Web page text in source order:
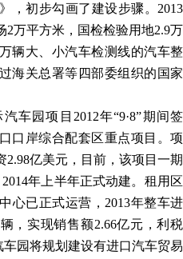
，初步勾画了建设步骤。2013
2万平方米，国检检验用地2.9万
辆大、小汽车检测线的汽车整
海关总署等四部委组织的国家
车园项目 2012年“9·8”期间签
口岸综合配套区重点项目。项
2.98亿美元，目前，该项目一期
年上半年正式动建。租用区
心已正式运营，2013年整车进
，实现销售额2.66亿元，利税
园将规划建设有进口汽车贸易